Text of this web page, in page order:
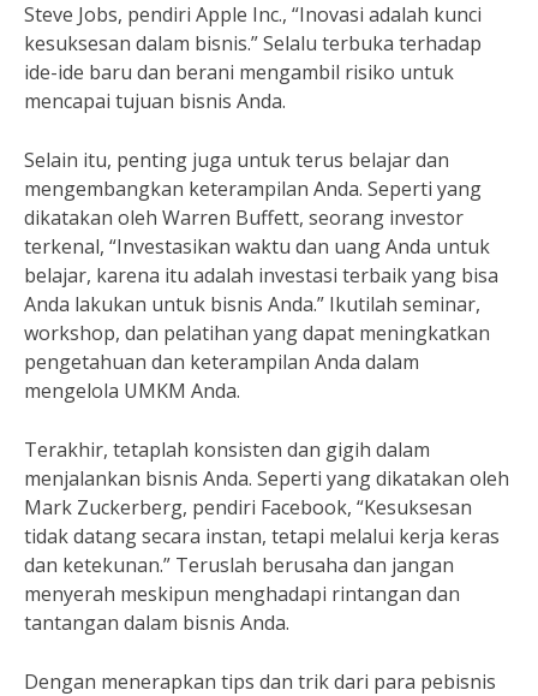
Steve Jobs, pendiri Apple Inc., “Inovasi adalah kunci
kesuksesan dalam bisnis.” Selalu terbuka terhadap
ide-ide baru dan berani mengambil risiko untuk
mencapai tujuan bisnis Anda.
Selain itu, penting juga untuk terus belajar dan
mengembangkan keterampilan Anda. Seperti yang
dikatakan oleh Warren Buffett, seorang investor
terkenal, “Investasikan waktu dan uang Anda untuk
belajar, karena itu adalah investasi terbaik yang bisa
Anda lakukan untuk bisnis Anda.” Ikutilah seminar,
workshop, dan pelatihan yang dapat meningkatkan
pengetahuan dan keterampilan Anda dalam
mengelola UMKM Anda.
Terakhir, tetaplah konsisten dan gigih dalam
menjalankan bisnis Anda. Seperti yang dikatakan oleh
Mark Zuckerberg, pendiri Facebook, “Kesuksesan
tidak datang secara instan, tetapi melalui kerja keras
dan ketekunan.” Teruslah berusaha dan jangan
menyerah meskipun menghadapi rintangan dan
tantangan dalam bisnis Anda.
Dengan menerapkan tips dan trik dari para pebisnis